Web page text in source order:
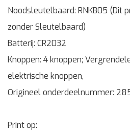
Noodsleutelbaard: RNKB05 (Dit
zonder Sleutelbaard)
Batterij: CR2032
Knoppen: 4 knoppen;
elektrische knoppen,
Origineel onderdeelnummer:
Print op: